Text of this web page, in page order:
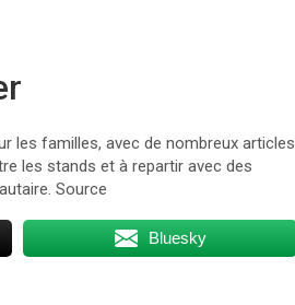
les familles, avec de nombreux articles
les stands et à repartir avec des
Source
Bluesky